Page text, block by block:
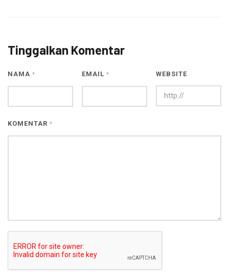
Tinggalkan Komentar
NAMA * EMAIL * WEBSITE
KOMENTAR *